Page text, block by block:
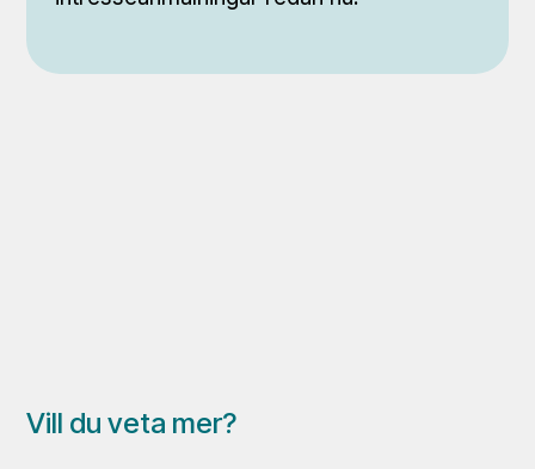
Vill du veta mer?